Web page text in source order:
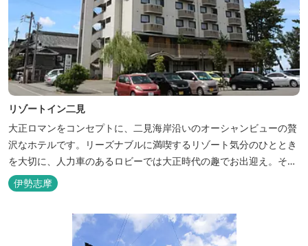
リゾートイン二見
大正ロマンをコンセプトに、二見海岸沿いのオーシャンビューの贅
沢なホテルです。リーズナブルに満喫するリゾート気分のひととき
を大切に、人力車のあるロビーでは大正時代の趣でお出迎え。そし
て、抜群の眺めが自慢の露天風呂｢七福の湯｣は、趣向を凝らした七
つのお風呂のうち、五つをご宿泊者様無料の貸切風呂としてご利用
伊勢志摩